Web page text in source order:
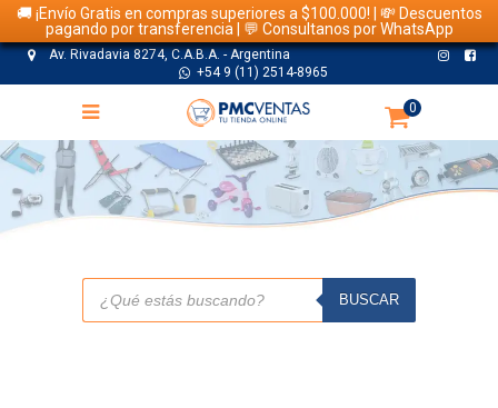
🚚 ¡Envío Gratis en compras superiores a $100.000! | 💸 Descuentos
pagando por transferencia | 💬 Consultanos por WhatsApp
Av. Rivadavia 8274, C.A.B.A. - Argentina
+54 9 (11) 2514-8965
0
TIENDA
Búsqueda
productos
BUSCAR